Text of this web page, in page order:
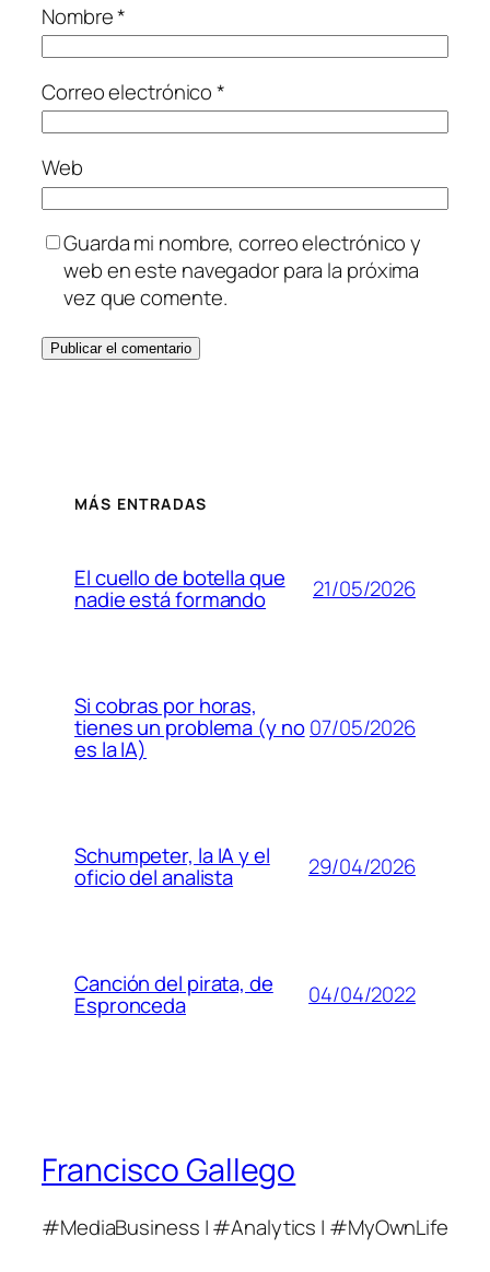
Nombre*
Correo electrónico*
Web
Guarda mi nombre, correo electrónico y
web en este navegador para la próxima
vez que comente.
MÁS ENTRADAS
El cuello de botella que
nadie está formando 21/05/2026
Si cobras por horas,
tienes un problema (y no
es la IA)
07/05/2026
Schumpeter, la IA y el
oficio del analista 29/04/2026
Canción del pirata, de
Espronceda 04/04/2022
Francisco Gallego
#MediaBusiness | #Analytics | #MyOwnLife